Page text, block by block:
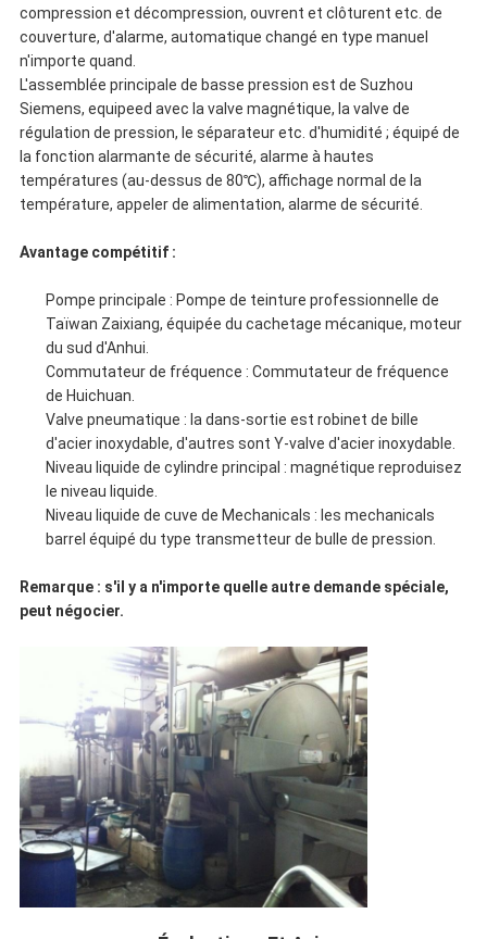
compression et décompression, ouvrent et clôturent etc. de
couverture, d'alarme, automatique changé en type manuel
n'importe quand.
L'assemblée principale de basse pression est de Suzhou
Siemens, equipeed avec la valve magnétique, la valve de
régulation de pression, le séparateur etc. d'humidité ; équipé de
la fonction alarmante de sécurité, alarme à hautes
températures (au-dessus de 80℃), affichage normal de la
température, appeler de alimentation, alarme de sécurité.
Avantage compétitif :
Pompe principale : Pompe de teinture professionnelle de
Taïwan Zaixiang, équipée du cachetage mécanique, moteur
du sud d'Anhui.
Commutateur de fréquence : Commutateur de fréquence
de Huichuan.
Valve pneumatique : la dans-sortie est robinet de bille
d'acier inoxydable, d'autres sont Y-valve d'acier inoxydable.
Niveau liquide de cylindre principal : magnétique reproduisez
le niveau liquide.
Niveau liquide de cuve de Mechanicals : les mechanicals
barrel équipé du type transmetteur de bulle de pression.
Remarque : s'il y a n'importe quelle autre demande spéciale,
peut négocier.